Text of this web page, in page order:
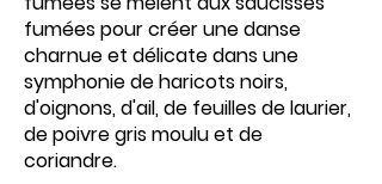
fumées pour créer une danse
charnue et délicate dans une
symphonie de haricots noirs,
d'oignons, d'ail, de feuilles de laurier,
de poivre gris moulu et de
coriandre.